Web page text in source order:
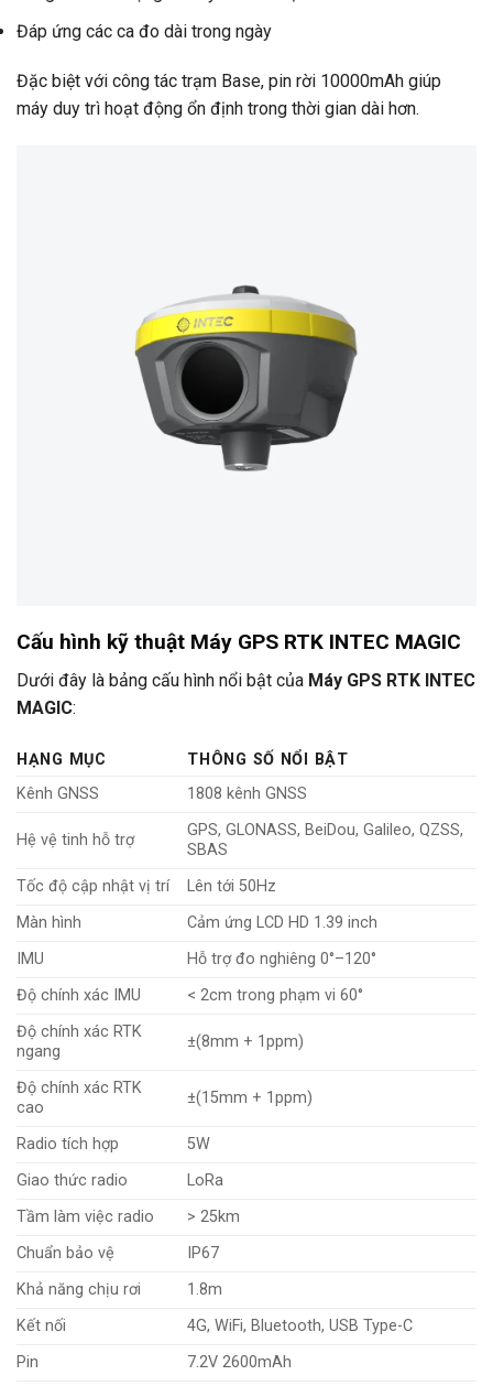
Đáp ứng các ca đo dài trong ngày
Đặc biệt với công tác trạm Base, pin rời 10000mAh giúp
máy duy trì hoạt động ổn định trong thời gian dài hơn.
Cấu hình kỹ thuật Máy GPS RTK INTEC MAGIC
Dưới đây là bảng cấu hình nổi bật của Máy GPS RTK INTEC
MAGIC:
HẠNG MỤC
THÔNG SỐ NỔI BẬT
Kênh GNSS
1808 kênh GNSS
Hệ vệ tinh hỗ trợ
GPS, GLONASS, BeiDou, Galileo, QZSS,
SBAS
Tốc độ cập nhật vị trí
Lên tới 50Hz
Màn hình
Cảm ứng LCD HD 1.39 inch
IMU
Hỗ trợ đo nghiêng 0°–120°
Độ chính xác IMU
< 2cm trong phạm vi 60°
Độ chính xác RTK
ngang
±(8mm + 1ppm)
Độ chính xác RTK
cao
±(15mm + 1ppm)
Radio tích hợp
5W
Giao thức radio
LoRa
Tầm làm việc radio
> 25km
Chuẩn bảo vệ
IP67
Khả năng chịu rơi
1.8m
Kết nối
4G, WiFi, Bluetooth, USB Type-C
Pin
7.2V 2600mAh